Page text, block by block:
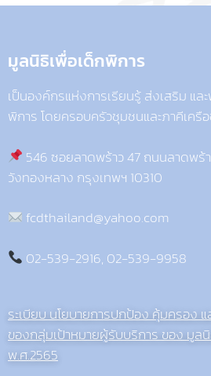
มูลนิธิเพื่อเด็กพิการ​
เป็นองค์กรแห่งการเรียนรู้ ส่งเสริม
พิการ โดยครอบครัวชุมชนและภาคีเครื
546 ซอยลาดพร้าว 47 ถนนลาดพร้
วังทองหลาง กรุงเทพฯ 10310
fcdthailand@yahoo.com
02-539-2916, 02-539-9958
ระเบียบ นโยบายการปกป้อง คุ้มครอง
ของกลุ่มเป้าหมายผู้รับบริการ ของ มูล
พ.ศ.2565